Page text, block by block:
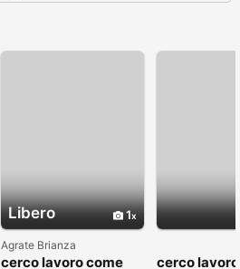
Libero 1
Agrate Brianza
cerco lavoro come
cerco